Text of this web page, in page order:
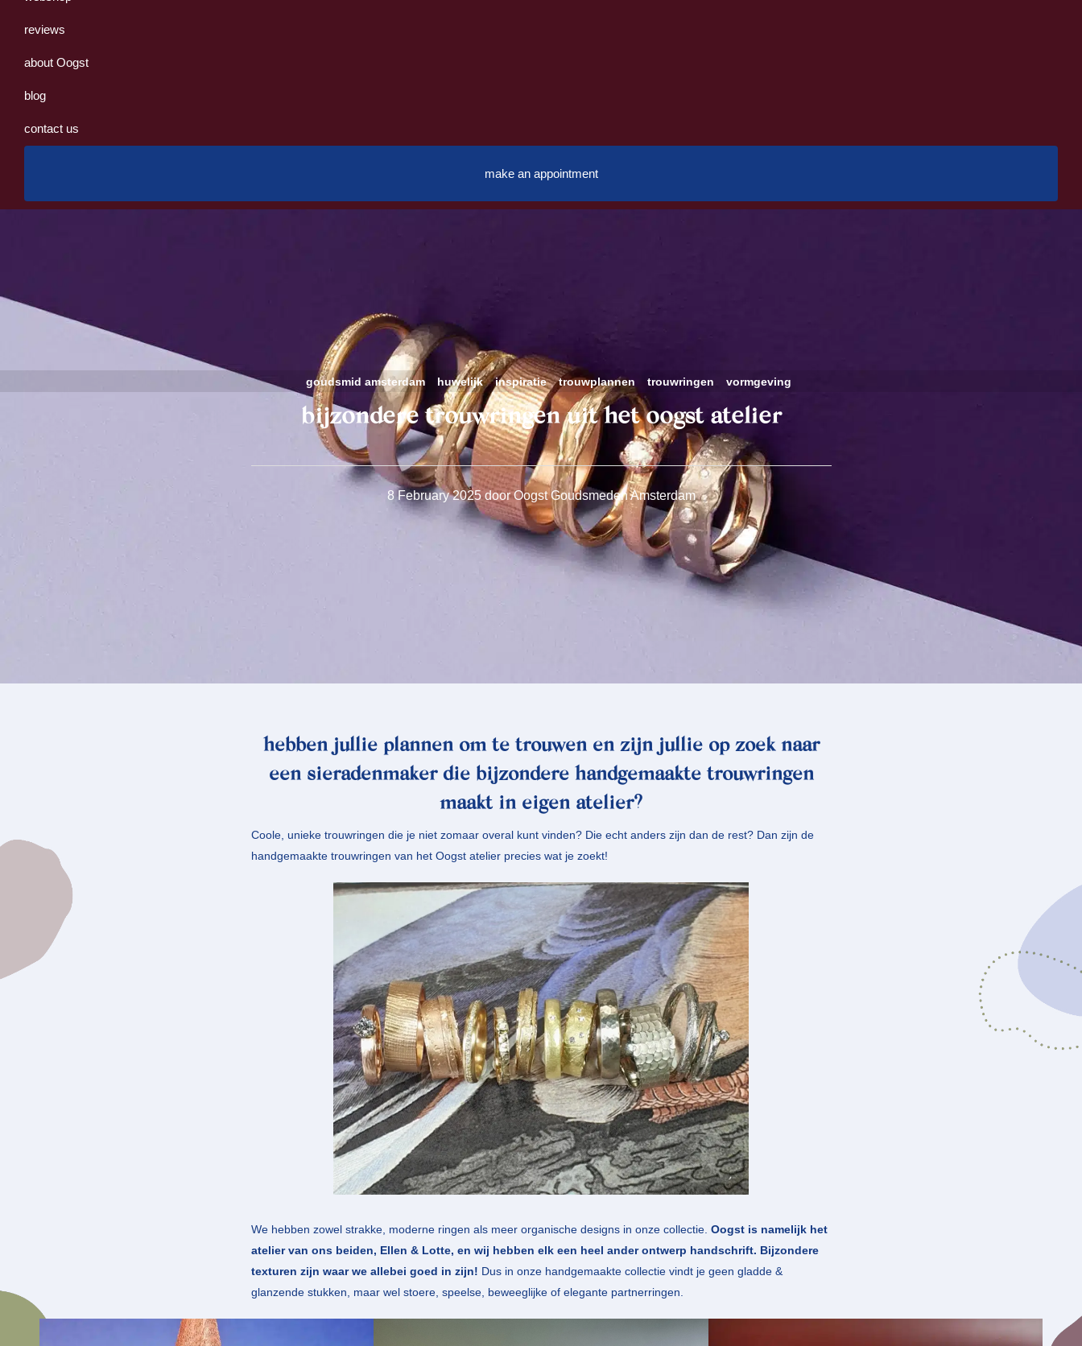
reviews
about Oogst
blog
contact us
make an appointment
goudsmid amsterdam huwelijk inspiratie trouwplannen trouwringen vormgeving
bijzondere trouwringen uit het oogst atelier
8 February 2025doorOogst Goudsmeden Amsterdam
hebben jullie plannen om te trouwen en zijn jullie op zoek naar
een sieradenmaker die bijzondere handgemaakte trouwringen
maakt in eigen atelier?
Coole, unieke trouwringen die je niet zomaar overal kunt vinden? Die echt anders zijn dan de rest? Dan zijn de
handgemaakte trouwringen van het Oogst atelier precies wat je zoekt! ⁠
We hebben zowel strakke, moderne ringen als meer organische designs in onze collectie. Oogst is namelijk het
atelier van ons beiden, Ellen & Lotte, en wij hebben elk een heel ander ontwerp handschrift. Bijzondere
texturen zijn waar we allebei goed in zijn! Dus in onze handgemaakte collectie vindt je geen gladde &
glanzende stukken, maar wel stoere, speelse, beweeglijke of elegante partnerringen.